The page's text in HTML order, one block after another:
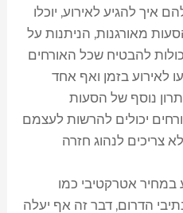
איך להגיע לאירוע, יוכלו
מאורגנות, הניתנות על
להבטיח שכל האורחים
לאירוע בזמן ואף אחד
נוסף של הסעות
יכולים להרשות לעצמם
צריכים לנהוג חזרה
במחיר אטרקטיבי כמו
הדרום, דבר זה אף יעלה